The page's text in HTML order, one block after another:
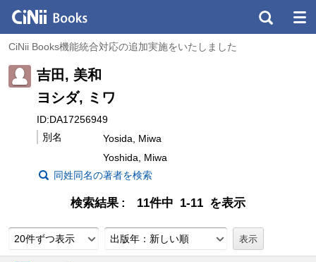
CiNii Books機能統合対応の追加実施をいたしました
吉田, 美和
ヨシダ, ミワ
ID:DA17256949
別名
Yosida, Miwa
Yoshida, Miwa
同姓同名の著者を検索
検索結果 11件中 1-11 を表示
20件ずつ表示 出版年：新しい順